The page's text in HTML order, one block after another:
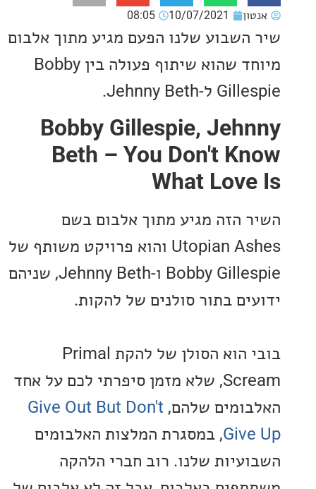
10/07/2021
08:05
שלנו הפעם מגיע מתוך אלבום
מיוחד שהוא שיתוף פעולה בין Bobby
Bobby Gillespie,
Beth – You Don't
What
הזה מגיע מתוך אלבום בשם
Utopian Ashes והוא פרויקט משותף של
Bobby Gillespie ו-Jehnny Beth, שניהם
בתור סולנים של להקות.
בובי הוא הסולן של להקת Primal
Scream, שלא מזמן סיפרתי לכם על אחד
שלהם,Give Out But Don't
, במסגרת המלצות האלבומים
שלנו. רוב חברי הלהקה